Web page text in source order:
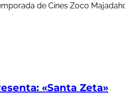
de Cines Zoco
«Santa Zeta»